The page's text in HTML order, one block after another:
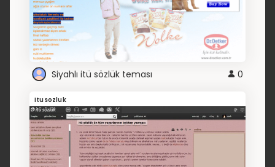
Siyahlı itü sözlük teması 0
Itusozluk